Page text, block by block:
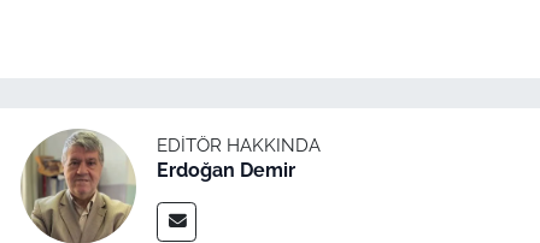
EDITÖR HAKKINDA
Erdoğan Demir
Genel
Politika